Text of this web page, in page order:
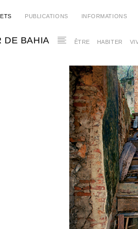
PUBLICATIONS INFORMATIONS
BAHIA ÊTRE HABITER